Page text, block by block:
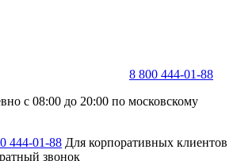
8 800 444-01-88
с 08:00 до 20:00 по московскому
444-01-88 Для корпоративных клиентов
звонок